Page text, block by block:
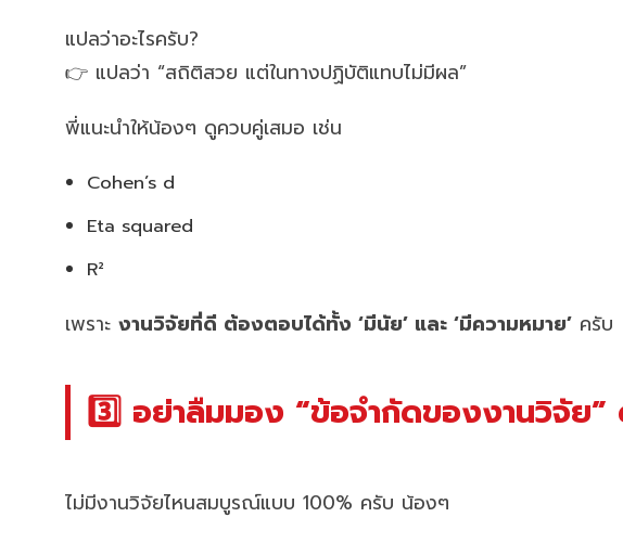
แปลว่าอะไรครับ?
👉 แปลว่า “สถิติสวย แต่ในทางปฏิบัติแทบไม่มีผล”
พี่แนะนำให้น้องๆ ดูควบคู่เสมอ เช่น
Cohen’s d
Eta squared
R²
เพราะ งานวิจัยที่ดี ต้องตอบได้ทั้ง ‘มีนัย’ และ ‘มีความหมาย’ ครับ
3️⃣ อย่าลืมมอง “ข้อจำกัดของงานวิจัย”
ไม่มีงานวิจัยไหนสมบูรณ์แบบ 100% ครับ น้องๆ